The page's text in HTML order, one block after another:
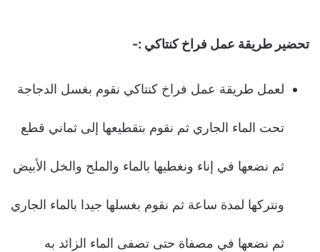
تحضير طريقة عمل فراخ كنتاكي :-
لعمل طريقة عمل فراخ كنتاكي نقوم بغسل الدجاجة
تحت الماء الجاري ثم نقوم بتقطيعها إلى ثماني قطع
ثم نضعها في إناء ونغطيها بالماء والملح والخل الأبيض
ونتركها لمدة ساعة ثم نقوم بغسلها جيدا بالماء الجاري
ثم نضعها في مصفاة حتى تصفى الماء الزائد به